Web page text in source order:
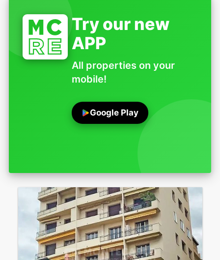
Try our new
APP
All properties on your
mobile!
Google Play